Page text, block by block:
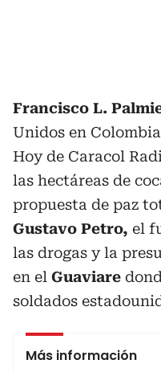
Francisco L.
Unidos en
Hoy de Caracol
las hectáreas de
propuesta de paz
Gustavo Petro, el
las drogas y la
en el Guaviare
soldados
Más información